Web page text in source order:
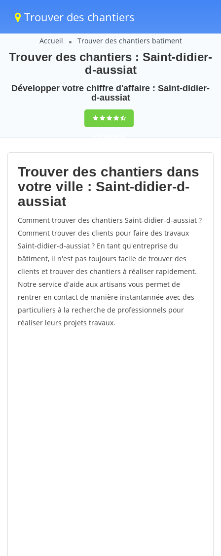
Trouver des chantiers
Accueil Trouver des chantiers batiment
Trouver des chantiers : Saint-didier-
d-aussiat
Développer votre chiffre d'affaire : Saint-didier-
d-aussiat
9,5(100%)55
votes
Trouver des chantiers dans
votre ville : Saint-didier-d-
aussiat
Comment trouver des chantiers Saint-didier-d-aussiat ?
Comment trouver des clients pour faire des travaux
Saint-didier-d-aussiat ? En tant qu'entreprise du
bâtiment, il n'est pas toujours facile de trouver des
clients et trouver des chantiers à réaliser rapidement.
Notre service d'aide aux artisans vous permet de
rentrer en contact de manière instantannée avec des
particuliers à la recherche de professionnels pour
réaliser leurs projets travaux.